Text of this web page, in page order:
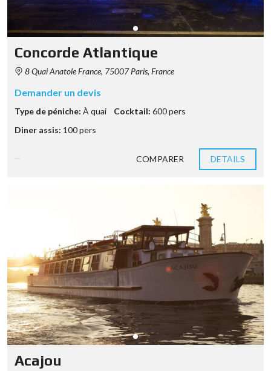
Concorde Atlantique
8 Quai Anatole France, 75007 Paris, France
Demander un devis
Type de péniche: À quai Cocktail: 600 pers
Diner assis: 100 pers
COMPARER DETAILS
Acajou